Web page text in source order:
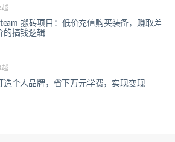
越
搬砖项目：低价充值购买装备，赚取差
的搞钱逻辑
越
造个人品牌，省下万元学费，实现变现